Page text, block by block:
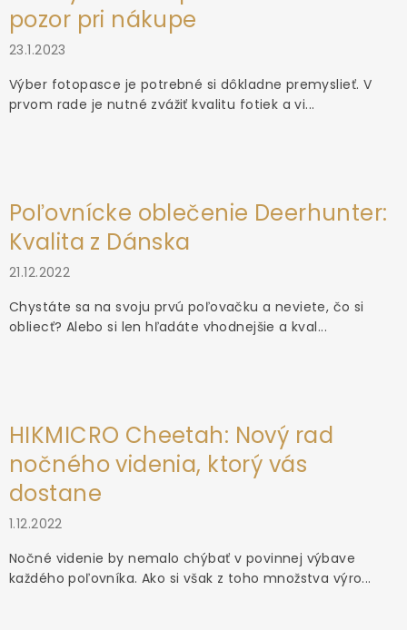
pozor pri nákupe
23.1.2023
Výber fotopasce je potrebné si dôkladne premyslieť. V
prvom rade je nutné zvážiť kvalitu fotiek a vi...
Poľovnícke oblečenie Deerhunter:
Kvalita z Dánska
21.12.2022
Chystáte sa na svoju prvú poľovačku a neviete, čo si
obliecť? Alebo si len hľadáte vhodnejšie a kval...
HIKMICRO Cheetah: Nový rad
nočného videnia, ktorý vás
dostane
1.12.2022
Nočné videnie by nemalo chýbať v povinnej výbave
každého poľovníka. Ako si však z toho množstva výro...